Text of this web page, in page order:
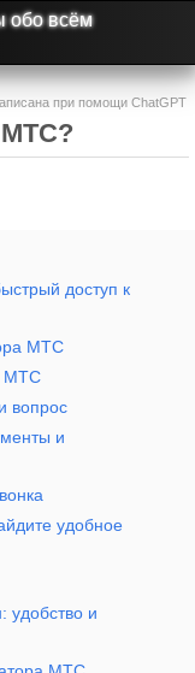
обо всём
при помощи ChatGPT
МТС?
доступ к
МТС
МТС
вопрос
и
удобное
удобство и